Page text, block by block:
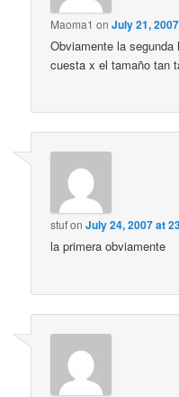
Maoma1 onJuly 21,
Obviamente la
cuesta x el tamaño tan
stufonJuly 24, 2007 at
la primera obviamente